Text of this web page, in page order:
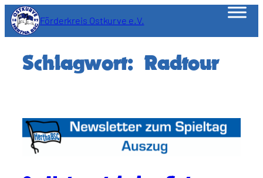
Zum
Inhalt
springen
Förderkreis Ostkurve e.V.
Schlagwort: Radtour